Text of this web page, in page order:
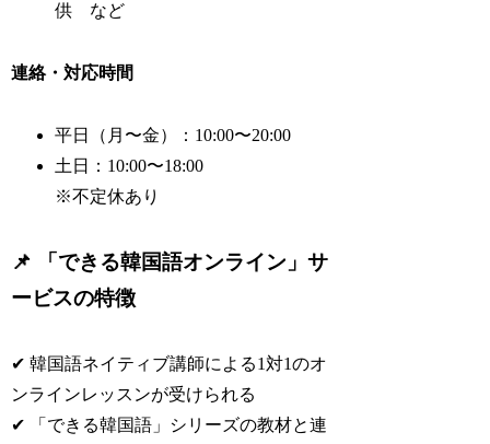
供 など
連絡・対応時間
平日（月〜金）：10:00〜20:00
土日：10:00〜18:00
※不定休あり
📌 「できる韓国語オンライン」サ
ービスの特徴
✔ 韓国語ネイティブ講師による1対1のオ
ンラインレッスンが受けられる
✔ 「できる韓国語」シリーズの教材と連